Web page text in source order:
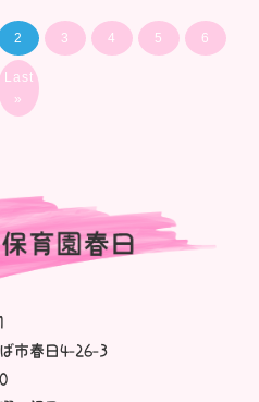
2 3 4 5 6
Last
»
市春日4-26-3